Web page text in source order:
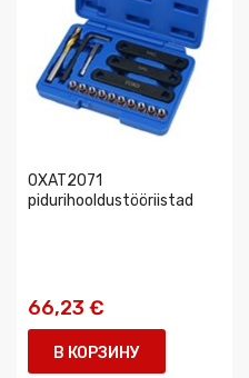
0XAT2071
pidurihooldustööriistad
66,23 €
В КОРЗИНУ